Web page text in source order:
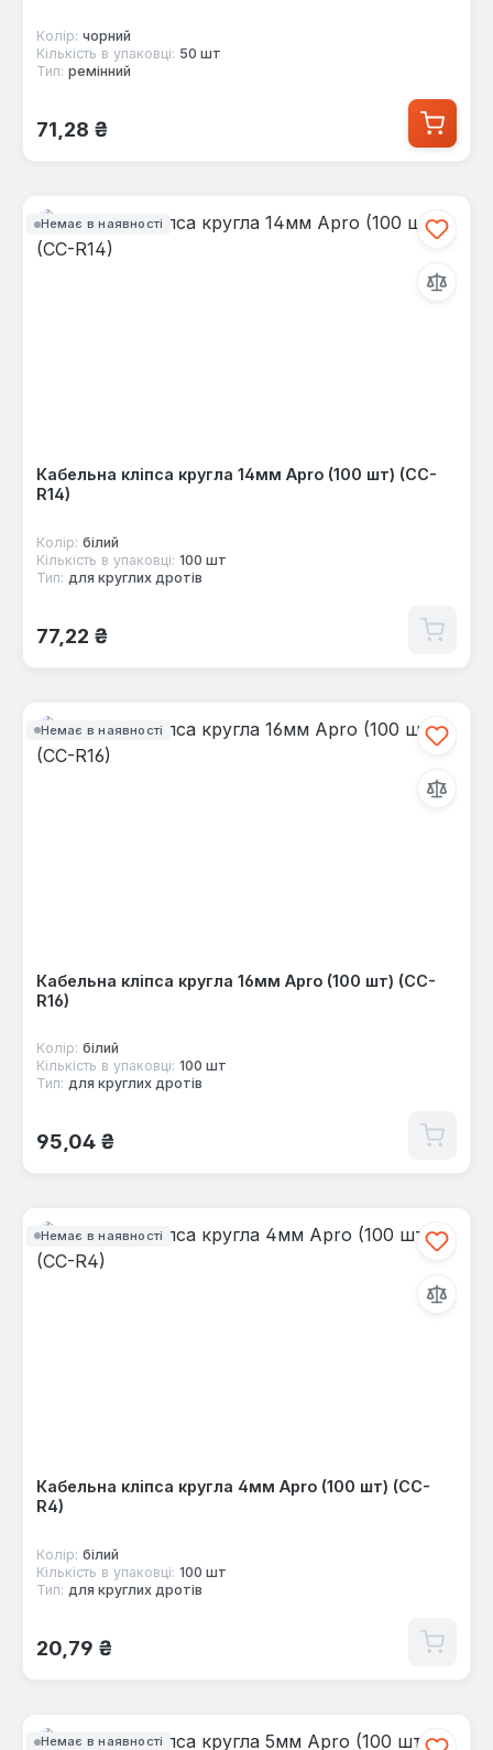
Колір: чорний
Кількість в упаковці: 50 шт
Тип: ремінний
Звичайна ціна:
71,28 ₴
Немає в наявності
Кабельна кліпса кругла 14мм Apro (100 шт) (CC-
R14)
Колір: білий
Кількість в упаковці: 100 шт
Тип: для круглих дротів
Звичайна ціна:
77,22 ₴
Немає в наявності
Кабельна кліпса кругла 16мм Apro (100 шт) (CC-
R16)
Колір: білий
Кількість в упаковці: 100 шт
Тип: для круглих дротів
Звичайна ціна:
95,04 ₴
Немає в наявності
Кабельна кліпса кругла 4мм Apro (100 шт) (CC-
R4)
Колір: білий
Кількість в упаковці: 100 шт
Тип: для круглих дротів
Звичайна ціна:
20,79 ₴
Немає в наявності